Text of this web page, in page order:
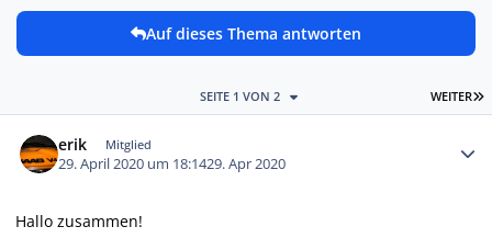
Auf dieses Thema antworten
WEITER
SEITE 1 VON 2
erik Mitglied
29. April 2020 um 18:1429. Apr 2020
Hallo zusammen!